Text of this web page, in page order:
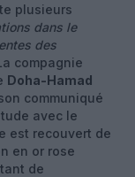
plusieurs
dans le
des
compagnie
Doha-Hamad
communiqué
avec le
est recouvert de
en or rose
de